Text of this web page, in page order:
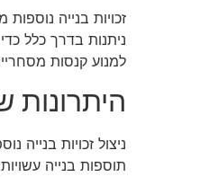
זכויות בנייה
ניתנות בדרך כלל
למנוע קנסות
היתרונות
ניצול זכויות
תוספות בנייה